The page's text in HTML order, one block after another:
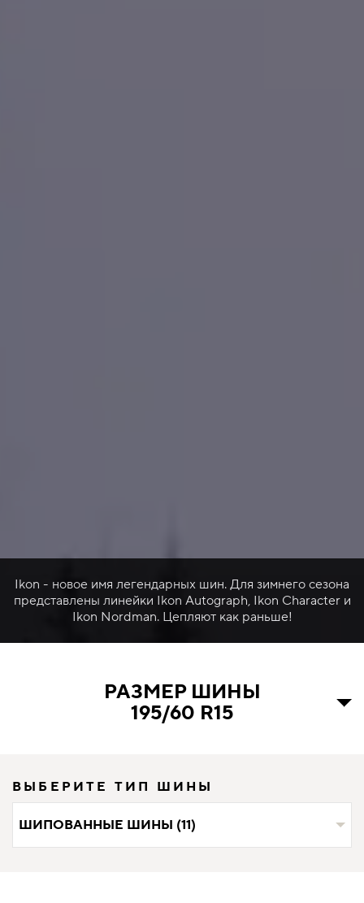
Ikon - новое имя легендарных шин. Для зимнего сезона
представлены линейки Ikon Autograph, Ikon Character и
Ikon Nordman. Цепляют как раньше!
РАЗМЕР ШИНЫ
195/60 R15
ВЫБЕРИТЕ ТИП ШИНЫ
ШИПОВАННЫЕ ШИНЫ (11)